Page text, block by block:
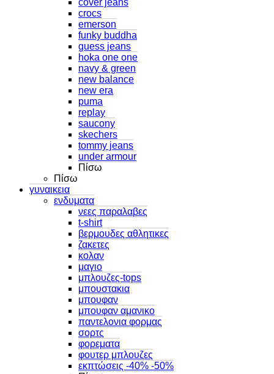
cover jeans
crocs
emerson
funky buddha
guess jeans
hoka one one
navy & green
new balance
new era
puma
replay
saucony
skechers
tommy jeans
under armour
Πίσω
Πίσω
γυναικεια
ενδυματα
νεες παραλαβες
t-shirt
βερμουδες αθλητικες
ζακετες
κολαν
μαγιο
μπλουζες-tops
μπουστακια
μπουφαν
μπουφαν αμανικο
παντελονια φορμας
σορτς
φορεματα
φουτερ μπλουζες
εκπτώσεις -40% -50%